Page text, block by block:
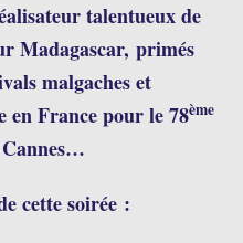
talentueux de
Madagascar, primés
malgaches et
en France pour le 78ème
cette soirée :